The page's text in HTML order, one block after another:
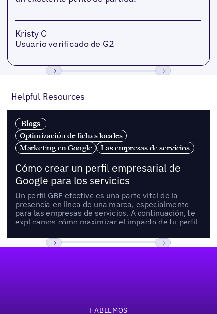
Kristy O
Usuario verificado de G2
Helpful Resources
Blogs
Optimización de fichas locales
Marketing en Google
Las empresas de servicios
Cómo crear un perfil empresarial de
Google para los servicios
Un perfil GBP efectivo es una parte vital de la
presencia en línea de una marca, especialmente
para las empresas de servicios. A continuación, te
explicamos cómo maximizar el impacto de tu perfil.
HABLEMOS